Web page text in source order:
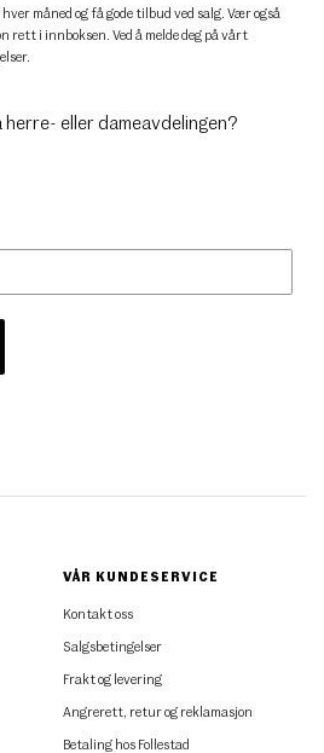
måned og få gode tilbud ved salg. Vær også
rett i innboksen. Ved å melde deg på vårt
.
eller dameavdelingen?
VÅR KUNDESERVICE
Kontakt oss
Salgsbetingelser
Frakt og levering
Angrerett, retur og reklamasjon
Betaling hos Follestad